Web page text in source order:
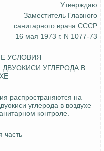
Утверждаю
Заместитель Главного
санитарного врача СССР
16 мая 1973 г. N 1077-73
УСЛОВИЯ
УГЛЕРОДА В
распространяются на
углерода в воздухе
контроле.
часть